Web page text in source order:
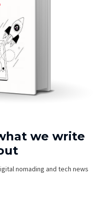
we write
nomading and tech news